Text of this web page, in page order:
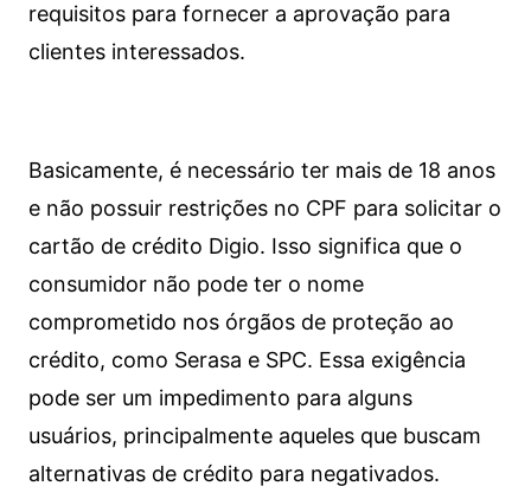
requisitos para fornecer a aprovação para
clientes interessados.
Basicamente, é necessário ter mais de 18 anos
e não possuir restrições no CPF para solicitar o
cartão de crédito Digio. Isso significa que o
consumidor não pode ter o nome
comprometido nos órgãos de proteção ao
crédito, como Serasa e SPC. Essa exigência
pode ser um impedimento para alguns
usuários, principalmente aqueles que buscam
alternativas de crédito para negativados.